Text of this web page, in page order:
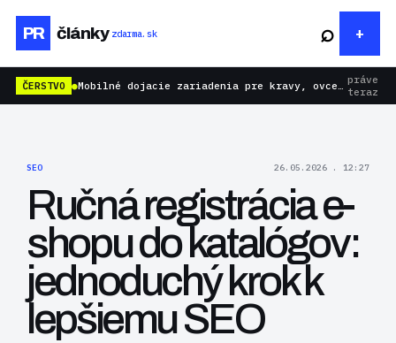
PR články zdarma.sk ⌕
ČERSTVO ● Mobilné dojacie zariadenia pre kravy, ovce aj kozy: rýchlejšie dojenie bez zbytočnej námahy práve
teraz
SEO 26.05.2026 . 12:27
Ručná registrácia e-
shopu do katalógov:
jednoduchý krok k
lepšiemu SEO